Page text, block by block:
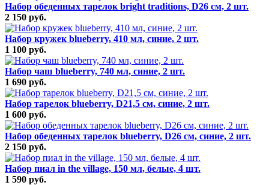
Набор обеденных тарелок bright traditions, D26 см, 2 шт.
2 150 руб.
Набор кружек blueberry, 410 мл, синие, 2 шт.
1 100 руб.
Набор чаш blueberry, 740 мл, синие, 2 шт.
1 690 руб.
Набор тарелок blueberry, D21,5 см, синие, 2 шт.
1 600 руб.
Набор обеденных тарелок blueberry, D26 см, синие, 2 шт.
2 150 руб.
Набор пиал in the village, 150 мл, белые, 4 шт.
1 590 руб.